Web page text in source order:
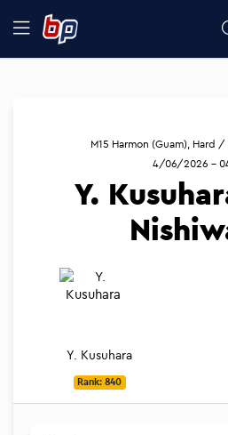
Y. Kusuhara
Rank: 840
M15 Harmon (Guam), Hard
4/06/2026 -
Y.